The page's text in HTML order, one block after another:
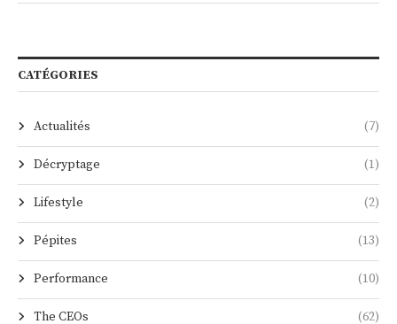
CATÉGORIES
Actualités (7)
Décryptage (1)
Lifestyle (2)
Pépites (13)
Performance (10)
The CEOs (62)